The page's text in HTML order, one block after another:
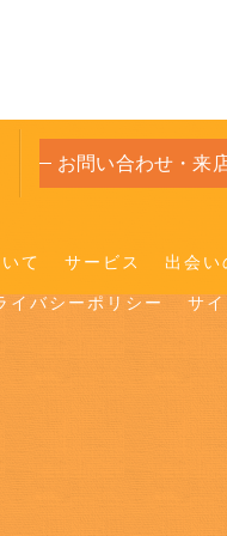
お問い合わせ・来
て サービス 出会い
イバシーポリシー サ